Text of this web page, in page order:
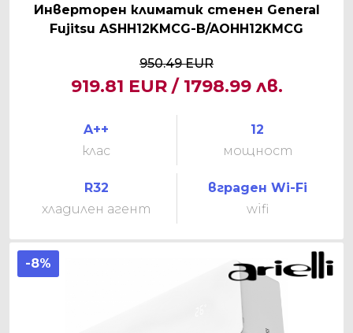
Инверторен климатик стенен General
Fujitsu ASHH12KMCG-B/AOHH12KMCG
950.49 EUR
919.81 EUR / 1798.99 лв.
A++
клас
12
мощност
R32
хладилен агент
вграден Wi-Fi
wifi
-8%